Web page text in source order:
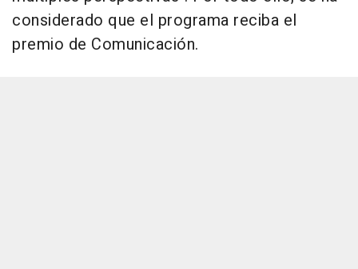
considerado que el programa reciba el
premio de Comunicación.